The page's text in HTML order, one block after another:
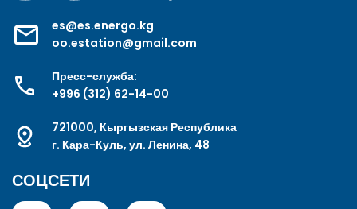
es@es.energo.kg
oo.estation@gmail.com
Пресс-служба:
+996 (312) 62-14-00
721000, Кыргызская Республика
г. Кара-Куль, ул. Ленина, 48
СОЦСЕТИ